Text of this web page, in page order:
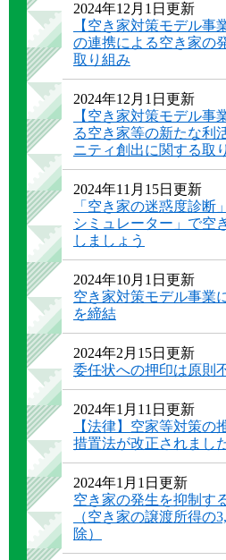
2024年12月1日更新
【空き家対策モデル事
の連携による空き家の
取り組み
2024年12月1日更新
【空き家対策モデル事
る空き家等の新たな利
ニティ創出に関する取
2024年11月15日更新
「空き家の迷惑度診断
シミュレーター」で空
しましょう
2024年10月1日更新
空き家対策モデル事業
を締結
2024年2月15日更新
委任状への押印は原則
2024年1月11日更新
【法律】空家等対策の
措置法が改正されまし
2024年1月1日更新
空き家の発生を抑制す
（空き家の譲渡所得の
除）